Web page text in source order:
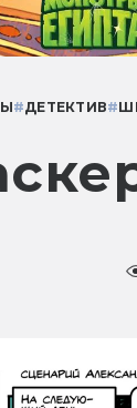
#ДЕТЕКТИВ#